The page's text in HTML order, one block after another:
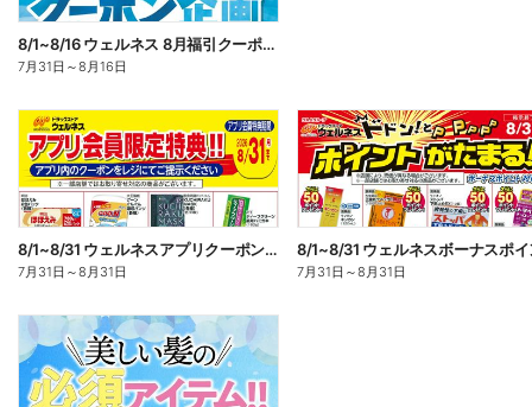
8/1~8/16 ウェルネス 8月福引クーポン企画
7月31日 ～8月16日
8/1~8/31 ウェルネスアプリクーポンチラシ
7月31日 ～8月31日 7月31日 ～8月31日